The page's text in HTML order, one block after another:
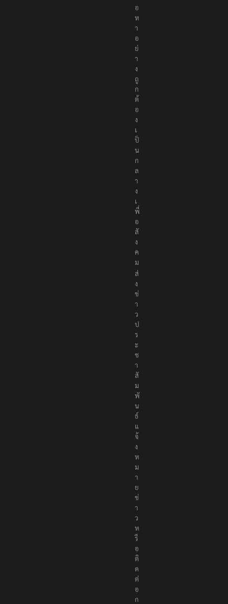
นื้
อ
ห
า
อ
ย่
า
ง
ถู
ก
ต้
อ
ง
เ
ป็
น
ก
ล
า
ง
เ
พื่
อ
สั
ง
ค
ม
ส่
ง
ข่
า
ว
ป
ร
ะ
ช
า
สั
ม
พั
น
ธ์
แ
จ้
ง
ห
ม
า
ย
ข่
า
ว
ห
รื
อ
ติ
ด
ต่
อ